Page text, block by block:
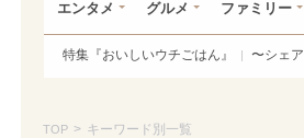
エンタメ グルメ ファミリー
特集『おいしいウチごはん』 〜シェ
TOP > キーワード別一覧